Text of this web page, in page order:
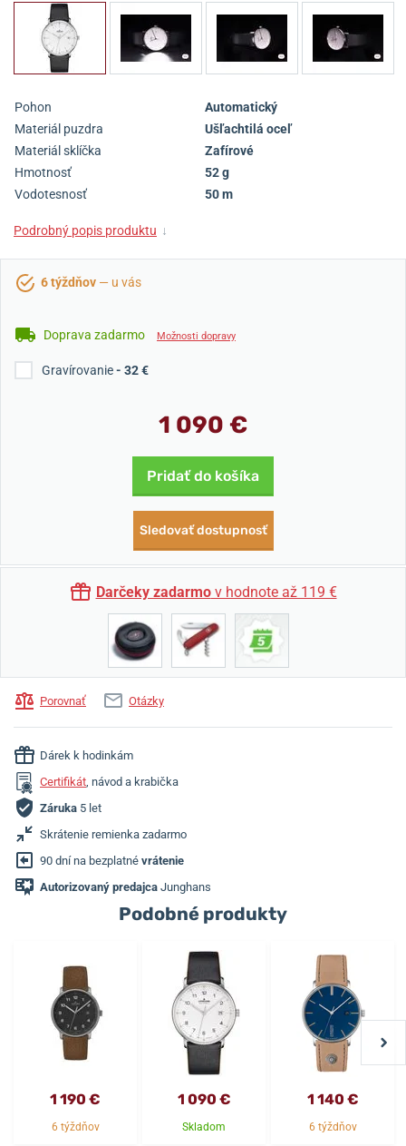
Pohon
Automatický
Materiál puzdra
Ušľachtilá oceľ
Materiál sklíčka
Zafírové
Hmotnosť
52 g
Vodotesnosť
50 m
Podrobný popis produktu ↓
6 týždňov — u vás
Doprava zadarmo Možnosti dopravy
Gravírovanie- 32 €
1 090 €
Pridať do košíka
Sledovať dostupnosť
Darčeky zadarmov hodnote až 119 €
Porovnať Otázky
Dárek k hodinkám
Certifikát, návod a krabička
Záruka 5 let
Skrátenie remienka zadarmo
90 dní na bezplatné vrátenie
Autorizovaný predajca Junghans
Podobné produkty
1 190 €
6 týždňov
1 090 €
Skladom
1 140 €
6 týždňov